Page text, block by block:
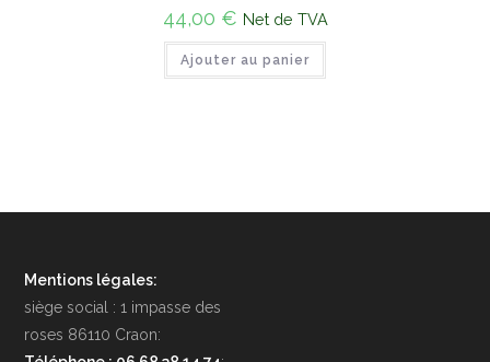
44,00 € Net de TVA
Ajouter au panier
Mentions légales:
siège social : 1 impasse des
roses 86110 Craon: